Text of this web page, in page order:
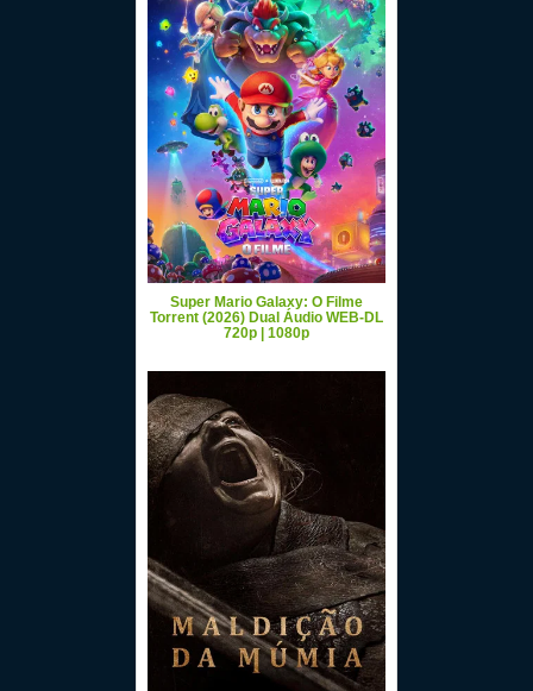
Super Mario Galaxy: O Filme
Torrent (2026) Dual Áudio WEB-DL
720p | 1080p